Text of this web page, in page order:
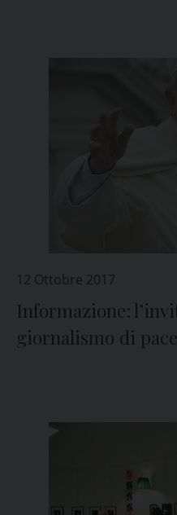
12 Ottobre 2017
Informazione:
giornalismo di pace